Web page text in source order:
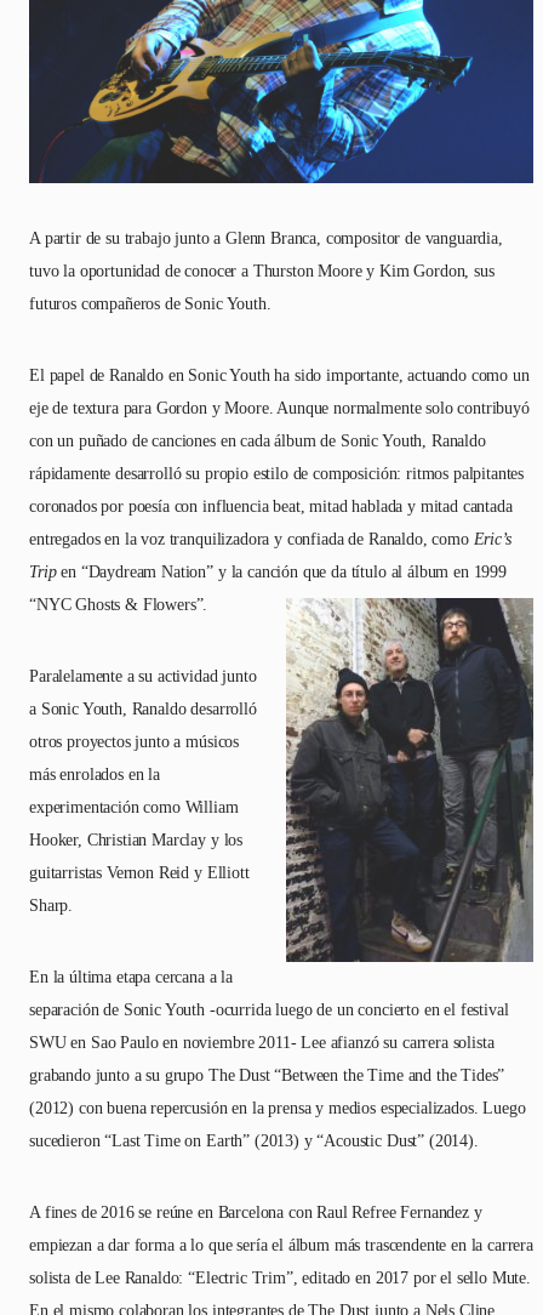
A partir de su trabajo junto a Glenn Branca, compositor de vanguardia,
tuvo la oportunidad de conocer a Thurston Moore y Kim Gordon, sus
futuros compañeros de Sonic Youth.
El papel de Ranaldo en Sonic Youth ha sido importante, actuando como un
eje de textura para Gordon y Moore. Aunque normalmente solo contribuyó
con un puñado de canciones en cada álbum de Sonic Youth, Ranaldo
rápidamente desarrolló su propio estilo de composición: ritmos palpitantes
coronados por poesía con influencia beat, mitad hablada y mitad cantada
entregados en la voz tranquilizadora y confiada de Ranaldo, como Eric’s
Tripen “Daydream Nation” y la canción que da título al álbum en 1999
“NYC Ghosts & Flowers”.
Paralelamente a su actividad junto
a Sonic Youth, Ranaldo desarrolló
otros proyectos junto a músicos
más enrolados en la
experimentación como William
Hooker, Christian Marclay y los
guitarristas Vernon Reid y Elliott
Sharp.
En la última etapa cercana a la
separación de Sonic Youth -ocurrida luego de un concierto en el festival
SWU en Sao Paulo en noviembre 2011- Lee afianzó su carrera solista
grabando junto a su grupo The Dust “Between the Time and the Tides”
(2012) con buena repercusión en la prensa y medios especializados. Luego
sucedieron “Last Time on Earth” (2013) y “Acoustic Dust” (2014).
A fines de 2016 se reúne en Barcelona con Raul Refree Fernandez y
empiezan a dar forma a lo que sería el álbum más trascendente en la carrera
solista de Lee Ranaldo: “Electric Trim”, editado en 2017 por el sello Mute.
En el mismo colaboran los integrantes de The Dust junto a Nels Cline,